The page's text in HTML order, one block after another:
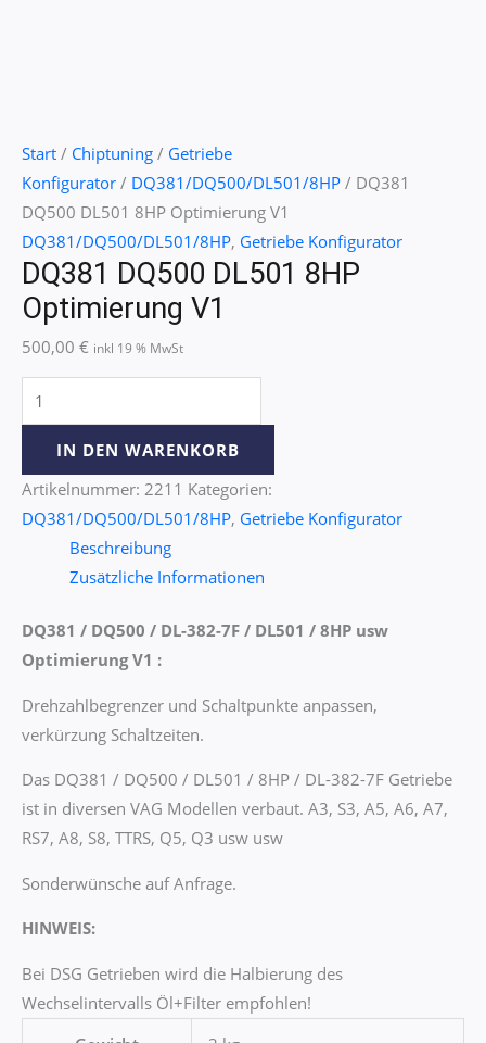
Start / Chiptuning / Getriebe
Konfigurator / DQ381/DQ500/DL501/8HP / DQ381
DQ500 DL501 8HP Optimierung V1
DQ381/DQ500/DL501/8HP, Getriebe Konfigurator
DQ381 DQ500 DL501 8HP
Optimierung V1
500,00 € inkl 19 % MwSt
IN DEN WARENKORB
Artikelnummer: 2211 Kategorien:
DQ381/DQ500/DL501/8HP, Getriebe Konfigurator
Beschreibung
Zusätzliche Informationen
DQ381 / DQ500 / DL-382-7F / DL501 / 8HP usw
Optimierung V1 :
Drehzahlbegrenzer und Schaltpunkte anpassen,
verkürzung Schaltzeiten.
Das DQ381 / DQ500 / DL501 / 8HP / DL-382-7F Getriebe
ist in diversen VAG Modellen verbaut. A3, S3, A5, A6, A7,
RS7, A8, S8, TTRS, Q5, Q3 usw usw
Sonderwünsche auf Anfrage.
HINWEIS:
Bei DSG Getrieben wird die Halbierung des
Wechselintervalls Öl+Filter empfohlen!